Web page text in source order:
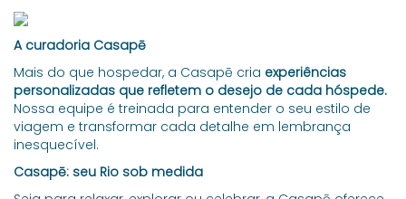
A curadoria Casapē
Mais do que hospedar, a Casapē cria experiências
personalizadas que refletem o desejo de cada hóspede.
Nossa equipe é treinada para entender o seu estilo de
viagem e transformar cada detalhe em lembrança
inesquecível.
Casapē: seu Rio sob medida